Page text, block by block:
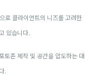
로 클라이언트의 니즈를 고려한
있습니다.
토존 제작 및 공간을 압도하는 대
.